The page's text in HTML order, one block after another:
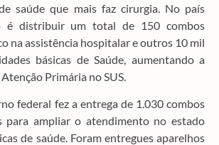
saúde que mais faz cirurgia. No país
é distribuir um total de 150 combos
na assistência hospitalar e outros 10 mil
básicas de Saúde, aumentando a
Primária no SUS.
federal fez a entrega de 1.030 combos
para ampliar o atendimento no estado
de saúde. Foram entregues aparelhos